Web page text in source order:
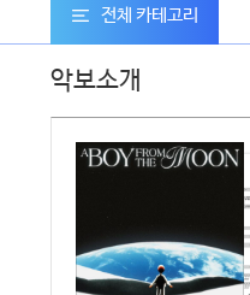
전체 카테고리
악보소개